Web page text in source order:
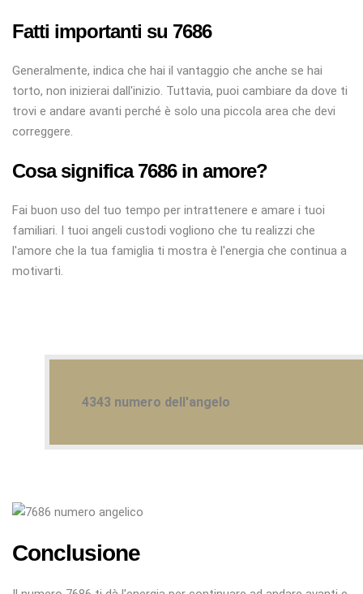
Fatti importanti su 7686
Generalmente, indica che hai il vantaggio che anche se hai
torto, non inizierai dall'inizio. Tuttavia, puoi cambiare da dove ti
trovi e andare avanti perché è solo una piccola area che devi
correggere.
Cosa significa 7686 in amore?
Fai buon uso del tuo tempo per intrattenere e amare i tuoi
familiari. I tuoi angeli custodi vogliono che tu realizzi che
l'amore che la tua famiglia ti mostra è l'energia che continua a
motivarti.
4343 numero dell'angelo
Conclusione